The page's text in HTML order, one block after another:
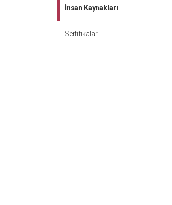
İnsan Kaynakları
Sertifikalar